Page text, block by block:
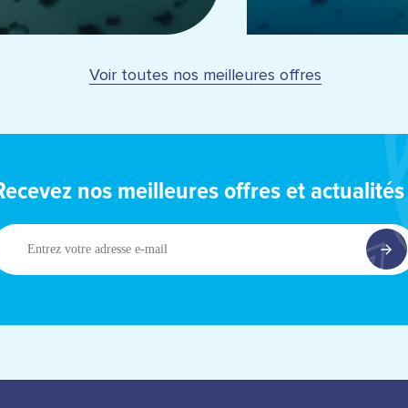
Voir toutes nos meilleures offres
nos meilleures offres et
adresse